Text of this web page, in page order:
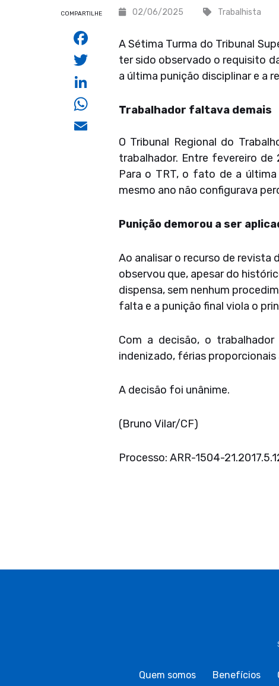
02/06/2025 Trabalhista
A Sétima Turma do Tribunal
ter sido observado o requisito
a última punição disciplinar e a
Trabalhador faltava demais
O Tribunal Regional do
trabalhador. Entre fevereiro de
Para o TRT, o fato de a
mesmo ano não configurava
Punição demorou a ser
Ao analisar o recurso de
observou que, apesar do
dispensa, sem nenhum
falta e a punição final viola o
Com a decisão, o
indenizado, férias proporcionais
A decisão foi unânime.
(Bruno Vilar/CF)
Processo: ARR-1504-
COMPARTILHE
Facebook
Twitter
LinkedIn
WhatsApp
Quem somos Benefícios